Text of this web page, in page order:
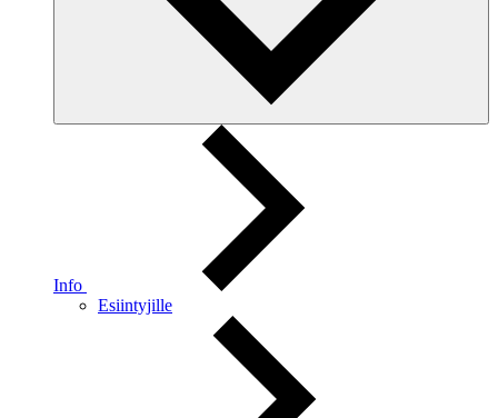
Info
Esiintyjille